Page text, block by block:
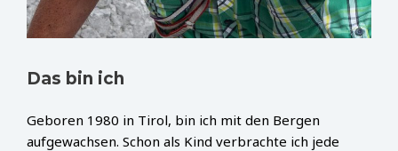
Das bin ich
Geboren 1980 in Tirol, bin ich mit den Bergen
aufgewachsen. Schon als Kind verbrachte ich jede